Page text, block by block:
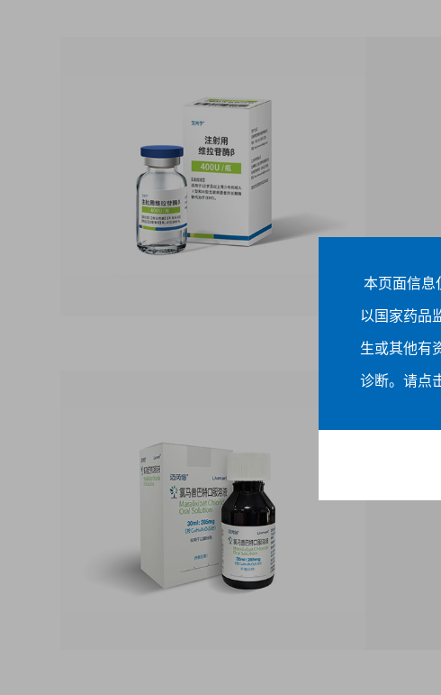
本页面信息
以国家药品
生或其他有
诊断。请点